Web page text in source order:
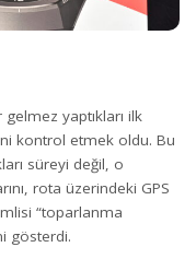
yaptıkları ilk
kontrol etmek oldu. Bu
süreyi değil, o
rota üzerindeki GPS
“toparlanma
gösterdi.